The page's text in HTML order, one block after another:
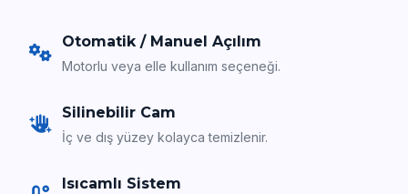
Otomatik / Manuel Açılım
Motorlu veya elle kullanım seçeneği.
Silinebilir Cam
İç ve dış yüzey kolayca temizlenir.
Isıcamlı Sistem